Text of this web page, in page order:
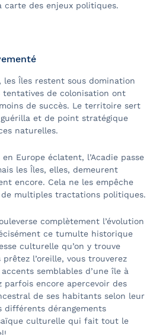
des enjeux politiques.
les Îles restent sous domination
tentatives de colonisation ont
de succès. Le territoire sert
et de point stratégique
naturelles.
Europe éclatent, l’Acadie passe
les Îles, elles, demeurent
encore. Cela ne les empêche
multiples tractations politiques.
complètement l’évolution
ce tumulte historique
culturelle qu’on y trouve
prêtez l’oreille, vous trouverez
accents semblables d’une île à
parfois encore apercevoir des
de ses habitants selon leur
différents dérangements
culturelle qui fait tout le